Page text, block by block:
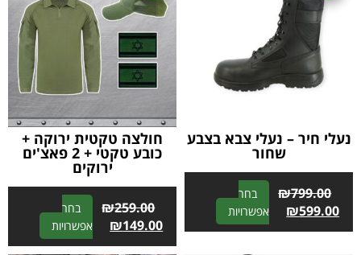
נעלי חיר – נעלי צבא בצבע
שחור
₪799.00
₪599.00
בחר
אפשרויות
l
חולצה טקטית ירוקה +
כובע טקטי + 2 פאצ'ים
ירוקים
₪259.00
₪149.00
בחר
אפשרויות
l